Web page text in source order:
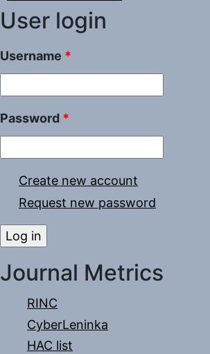
User login
Username *
Password *
Create new account
Request new password
Journal Metrics
RINC
CyberLeninka
HAC list